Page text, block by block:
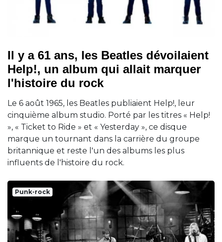
Il y a 61 ans, les Beatles dévoilaient
Help!, un album qui allait marquer
l'histoire du rock
Le 6 août 1965, les Beatles publiaient Help!, leur
cinquième album studio. Porté par les titres « Help!
», « Ticket to Ride » et « Yesterday », ce disque
marque un tournant dans la carrière du groupe
britannique et reste l'un des albums les plus
influents de l'histoire du rock.
Punk-rock